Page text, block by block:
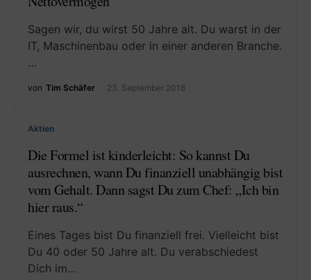
Sagen wir, du wirst 50 Jahre alt. Du warst in der
IT, Maschinenbau oder in einer anderen Branche.
…
von Tim Schäfer 23. September 2018
Aktien
Die Formel ist kinderleicht: So kannst Du
ausrechnen, wann Du finanziell unabhängig bist
vom Gehalt. Dann sagst Du zum Chef: „Ich bin
hier raus.“
Eines Tages bist Du finanziell frei. Vielleicht bist
Du 40 oder 50 Jahre alt. Du verabschiedest
Dich im…